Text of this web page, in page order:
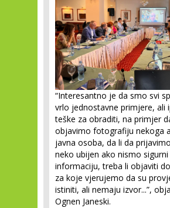
“Interesantno je da smo svi
vrlo jednostavne primjere, ali
teške za obraditi, na primjer
objavimo fotografiju nekoga
javna osoba, da li da
neko ubijen ako nismo sigurni
informaciju, treba li objaviti
za koje vjerujemo da su
istiniti, ali nemaju izvor...”,
Ognen Janeski.